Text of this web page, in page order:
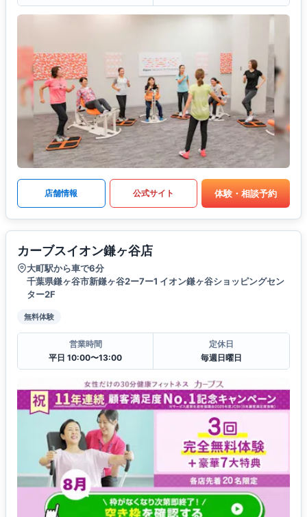
店舗情報 公式サイト 体験・相談予約
カーブスイオン鎌ヶ谷店
大町駅から車で6分
千葉県鎌ヶ谷市新鎌ヶ谷2ー7ー1 イオン鎌ヶ谷ショッピングセン
ター2F
無料体験
営業時間
平日 10:00〜13:00
定休日
毎週日曜日